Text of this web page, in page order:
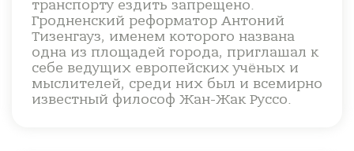
транспорту ездить запрещено.
Гродненский реформатор Антоний
Тизенгауз, именем которого названа
одна из площадей города, приглашал к
себе ведущих европейских учёных и
мыслителей, среди них был и всемирно
известный философ Жан-Жак Руссо.